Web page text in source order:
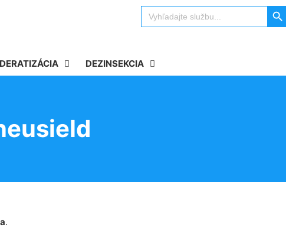
Search
for:
Search
DERATIZÁCIA DEZINSEKCIA
.